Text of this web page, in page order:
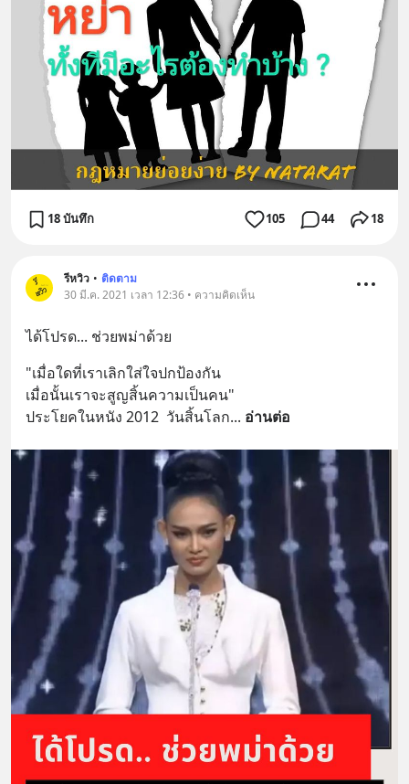
18 บันทึก 105 44 18
รีหวิว • ติดตาม
30 มี.ค. 2021 เวลา 12:36 • ความคิดเห็น
ได้โปรด... ช่วยพม่าด้วย
"เมื่อใดที่เราเลิกใส่ใจปกป้องกัน
เมื่อนั้นเราจะสูญสิ้นความเป็นคน"
ประโยคในหนัง 2012  วันสิ้นโลก... อ่านต่อ